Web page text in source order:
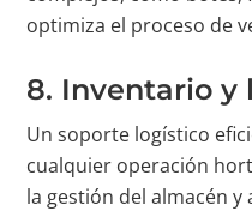
optimiza el proceso de
8. Inventario y
Un soporte logístico
cualquier operación
la gestión del almacén